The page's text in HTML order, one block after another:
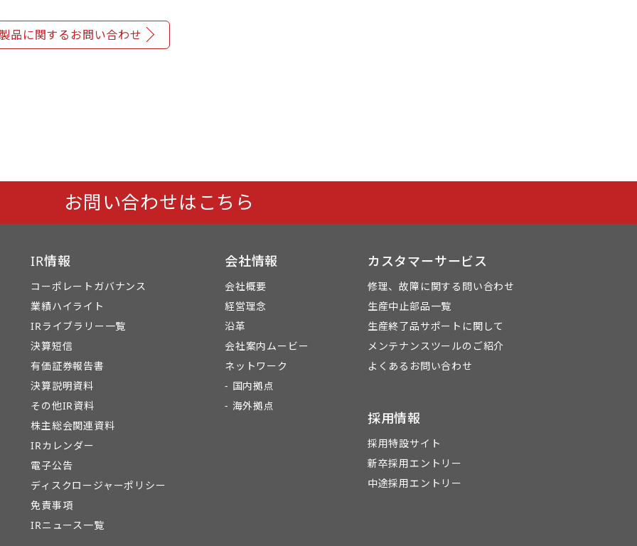
品に関するお問い合わせ
お問い合わせはこちら
IR情報
コーポレートガバナンス
業績ハイライト
IRライブラリー一覧
決算短信
有価証券報告書
決算説明資料
その他IR資料
株主総会関連資料
IRカレンダー
電子公告
ディスクロージャーポリシー
免責事項
IRニュース一覧
会社情報
会社概要
経営理念
沿革
会社案内ムービー
ネットワーク
- 国内拠点
- 海外拠点
カスタマーサービス
修理、故障に関する問い合わせ
生産中止部品一覧
生産終了品サポートに関して
メンテナンスツールのご紹介
よくあるお問い合わせ
採用情報
採用特設サイト
新卒採用エントリー
中途採用エントリー